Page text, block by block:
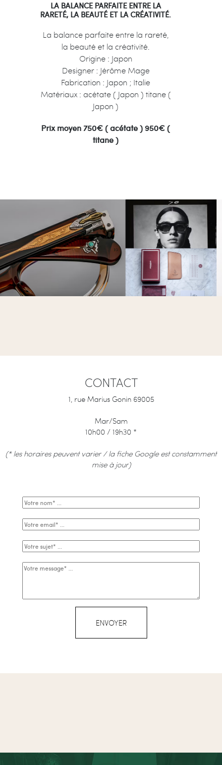
UN DESIGN MINIMALISTE, DES
MATÉRIAUX INNOVANTS ET UNE
SURPRENANTE.
Origine : Allemagne
Designer : Daniel & Philipp
Haffmans, Jean-Pierre Neumeister
Fabrication : Allemagne
Matériaux : inox ( Suède )
CONTACT
1, rue Marius Gonin 69005
Mar/Sam
10h00 / 19h30 *
(* les horaires peuvent varier / la fiche Google est constamment
mise à jour)